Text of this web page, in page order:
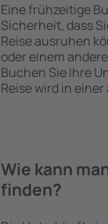
Eine frühzeitige
Sicherheit, dass
Reise ausruhen
oder einem
Buchen Sie Ihre
Reise wird in
Wie kann
finden?